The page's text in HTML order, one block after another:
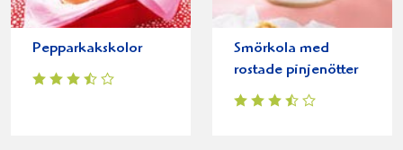
Pepparkakskolor
Smörkola med
rostade pinjenötter